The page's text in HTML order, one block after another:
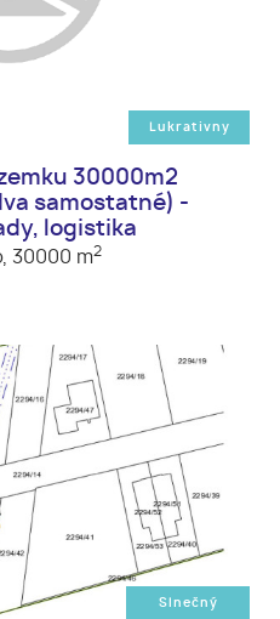
Lukrativny
30000m2
samostatné) -
logistika
30000 m2
Slnečný